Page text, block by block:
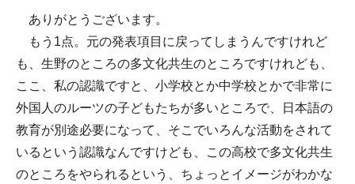
ありがとうございます。
もう1点。元の発表項目に戻ってしまうんですけれど
も、生野のところの多文化共生のところですけれども、
ここ、私の認識ですと、小学校とか中学校とかで非常に
外国人のルーツの子どもたちが多いところで、日本語の
教育が別途必要になって、そこでいろんな活動をされて
いるという認識なんですけども、この高校で多文化共生
のところをやられるという、ちょっとイメージがわかな